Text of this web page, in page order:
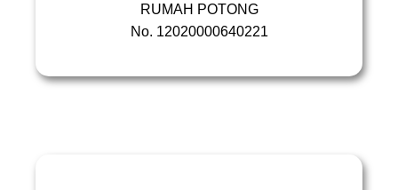
RUMAH POTONG
No. 12020000640221